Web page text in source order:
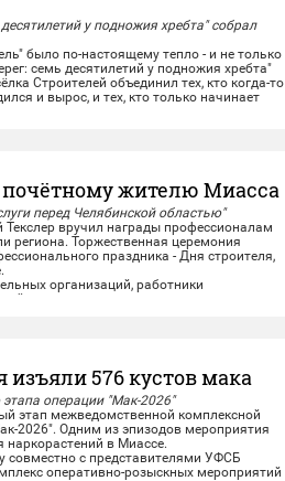
у подножия хребта" собрал
было по-настоящему тепло - и не только
семь десятилетий у подножия хребта"
Строителей объединил тех, кто когда-то
и вырос, и тех, кто только начинает
почётному жителю Миасса
перед Челябинской областью"
вручил награды профессионалам
региона. Торжественная церемония
праздника - Дня строителя,
организаций, работники
из...
576 кустов мака
операции "Мак-2026"
этап межведомственной комплексной
2026". Одним из эпизодов мероприятия
в Миассе.
с представителями УФСБ
оперативно-розыскных мероприятий